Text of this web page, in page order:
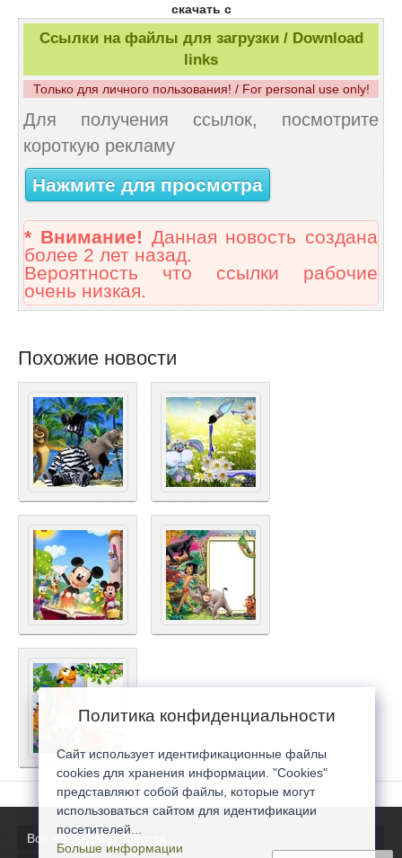
скачать с
Ссылки на файлы для загрузки / Download
links
Только для личного пользования! / For personal use only!
Для получения ссылок, посмотрите
короткую рекламу
Нажмите для просмотра
* Внимание! Данная новость создана
более 2 лет назад.
Вероятность что ссылки рабочие
очень низкая.
Похожие новости
Все последние новости
Политика конфиденциальности
Сайт использует идентификационные файлы
cookies для хранения информации. "Cookies"
представляют собой файлы, которые могут
использоваться сайтом для идентификации
посетителей...
Больше информации